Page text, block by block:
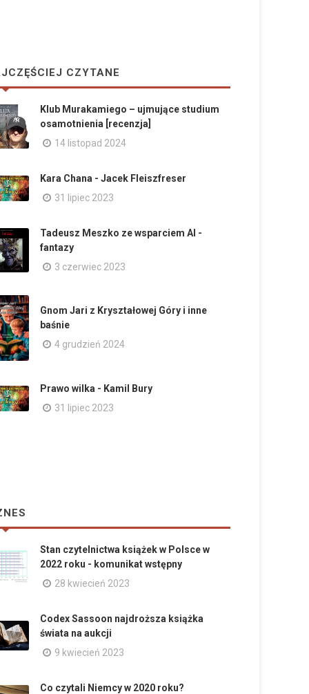
CZYTANE
Klub Murakamiego – ujmujące studium
osamotnienia [recenzja]
14 listopad 2024
Kara Chana - Jacek Fleiszfreser
31 lipiec 2023
Tadeusz Meszko ze wsparciem AI -
fantazy
3 czerwiec 2023
Gnom Jari z Kryształowej Góry i inne
baśnie
4 grudzień 2024
Prawo wilka - Kamil Bury
31 lipiec 2023
Stan czytelnictwa książek w Polsce w
2022 roku - komunikat wstępny
28 kwiecień 2023
Codex Sassoon najdroższa książka
świata na aukcji
9 kwiecień 2023
Co czytali Niemcy w 2020 roku?